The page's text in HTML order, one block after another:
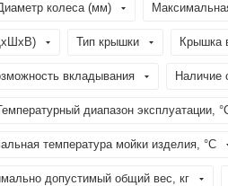
колеса (мм)
Тип крышки Крышка
вкладывания Наличие
диапазон эксплуатации,
температура мойки изделия, °C
допустимый общий вес, кг